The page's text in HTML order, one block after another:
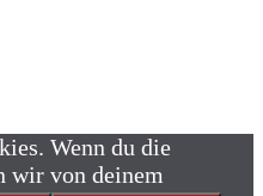
Wenn du die
wir von deinem